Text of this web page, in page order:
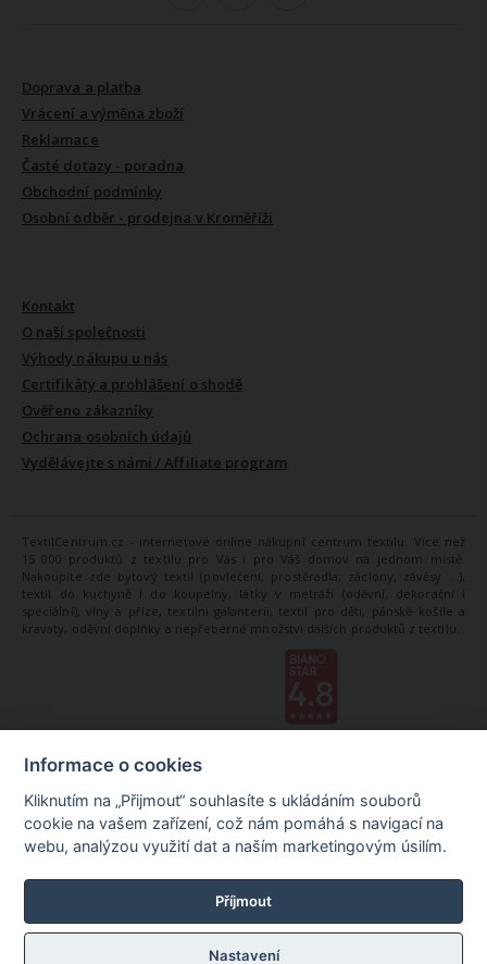
Doprava a platba
Vrácení a výměna zboží
Reklamace
Časté dotazy - poradna
Obchodní podmínky
Osobní odběr - prodejna v Kroměříži
Kontakt
O naší společnosti
Výhody nákupu u nás
Certifikáty a prohlášení o shodě
Ověřeno zákazníky
Ochrana osobních údajů
Vydělávejte s námi / Affiliate program
TextilCentrum.cz - internetové online nákupní centrum textilu. Více než
15 000 produktů z textilu pro Vás i pro Váš domov na jednom místě.
Nakoupíte zde bytový textil (povlečení, prostěradla, záclony, závěsy ...),
textil do kuchyně i do koupelny, látky v metráži (oděvní, dekorační i
speciální), vlny a příze, textilní galanterii, textil pro děti, pánské košile a
kravaty, oděvní doplňky a nepřeberné množství dalších produktů z textilu.
Informace o cookies
Kliknutím na „Přijmout“ souhlasíte s ukládáním souborů
cookie na vašem zařízení, což nám pomáhá s navigací na
webu, analýzou využití dat a naším marketingovým úsilím.
Příjmout
Nastavení